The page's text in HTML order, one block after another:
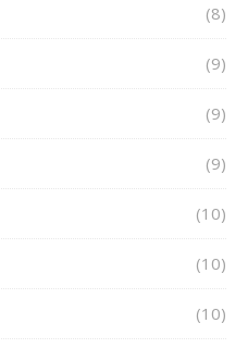
(8)
(9)
(9)
(9)
(10)
(10)
(10)